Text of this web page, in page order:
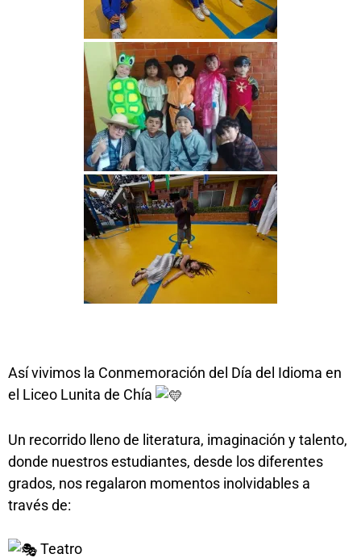
Así vivimos la Conmemoración del Día del Idioma en
el Liceo Lunita de Chía
Un recorrido lleno de literatura, imaginación y talento,
donde nuestros estudiantes, desde los diferentes
grados, nos regalaron momentos inolvidables a
través de:
Teatro